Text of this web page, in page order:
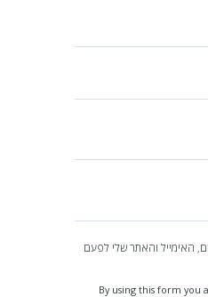
האימייל והאתר שלי לפעם
By using this form you